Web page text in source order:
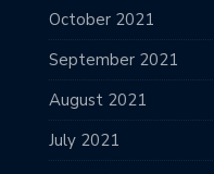
October 2021
September 2021
August 2021
July 2021